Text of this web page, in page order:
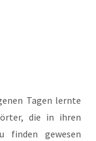
Tagen lern­te
die in ihren
fin­den gewe­sen